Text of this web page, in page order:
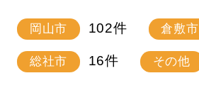
岡山市 102件 倉敷市
総社市 16件 その他